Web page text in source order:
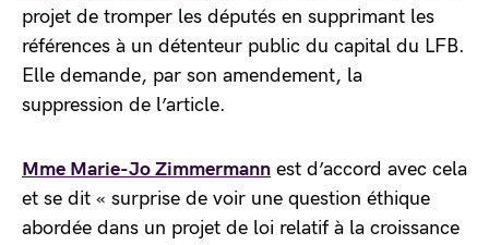
projet de tromper les députés en supprimant les
références à un détenteur public du capital du LFB.
Elle demande, par son amendement, la
suppression de l’article.
Mme Marie-Jo Zimmermann est d’accord avec cela
et se dit « surprise de voir une question éthique
abordée dans un projet de loi relatif à la croissance